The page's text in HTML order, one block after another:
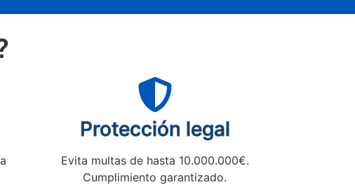
Protección legal
Evita multas de hasta 10.000.000€.
Cumplimiento garantizado.